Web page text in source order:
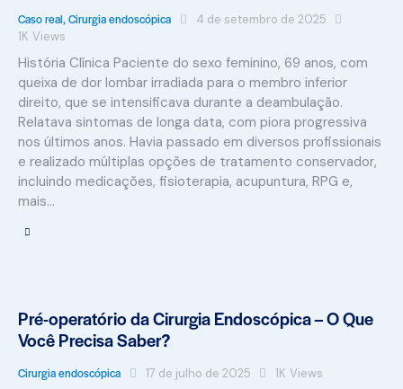
Caso real,Cirurgia endoscópica
4 de setembro de 2025
1K Views
História Clínica Paciente do sexo feminino, 69 anos, com
queixa de dor lombar irradiada para o membro inferior
direito, que se intensificava durante a deambulação.
Relatava sintomas de longa data, com piora progressiva
nos últimos anos. Havia passado em diversos profissionais
e realizado múltiplas opções de tratamento conservador,
incluindo medicações, fisioterapia, acupuntura, RPG e,
mais…
Pré-operatório da Cirurgia Endoscópica – O Que
Você Precisa Saber?
Cirurgia endoscópica 17 de julho de 2025 1K Views